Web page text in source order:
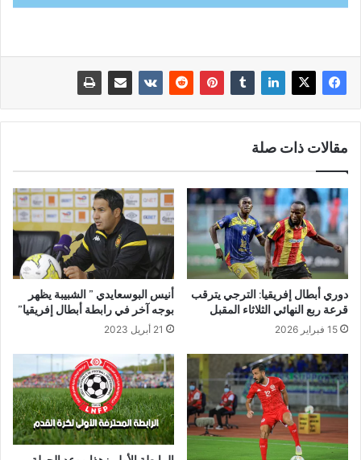
مقالات ذات صلة
دوري أبطال إفريقيا: الترجي يترقب
قرعة ربع النهائي الثلاثاء المقبل
15 فبراير 2026
أنيس البوسعايدي ” الشبيبة يظهر
بوجه آخر في رابطة أبطال إفريقيا”
21 أبريل 2023